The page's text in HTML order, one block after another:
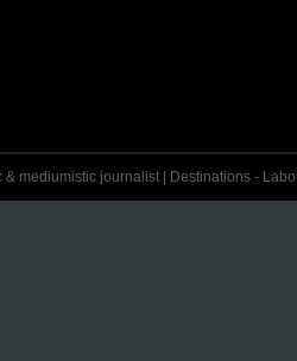
mediumistic journalist | Destinations -